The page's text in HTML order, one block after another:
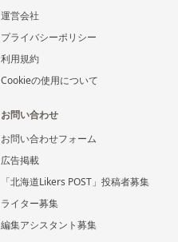
運営会社
プライバシーポリシー
利用規約
Cookieの使用について
お問い合わせ
お問い合わせフォーム
広告掲載
「北海道Likers POST」投稿者募集
ライター募集
編集アシスタント募集